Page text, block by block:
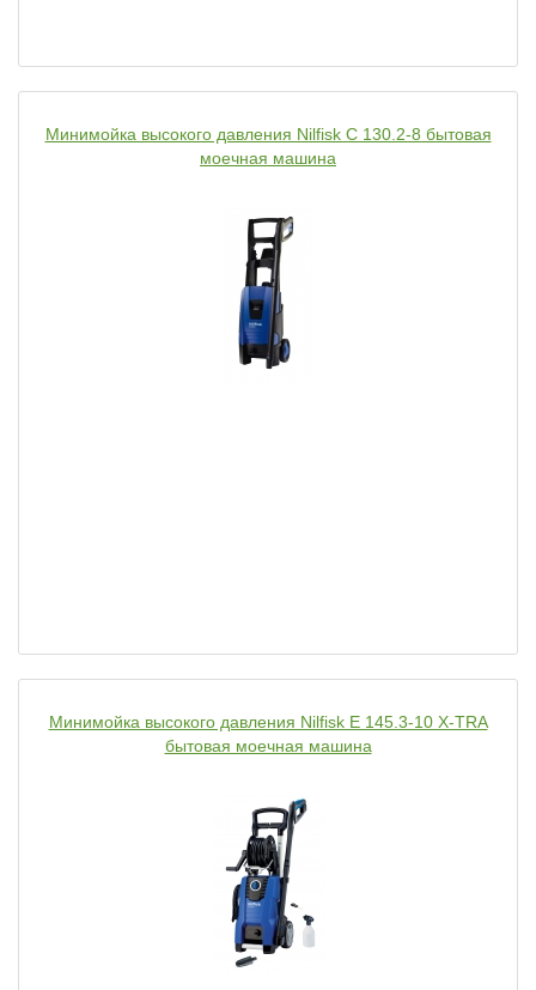
Минимойка высокого давления Nilfisk C 130.2-8 бытовая
моечная машина
Минимойка высокого давления Nilfisk E 145.3-10 X-TRA
бытовая моечная машина